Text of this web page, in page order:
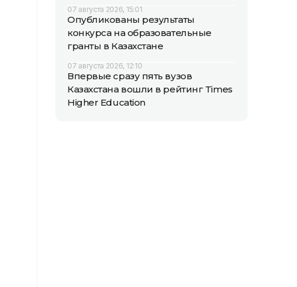
07 августа 2026, 15:01
Опубликованы результаты
конкурса на образовательные
гранты в Казахстане
07 августа 2026, 12:10
Впервые сразу пять вузов
Казахстана вошли в рейтинг Times
Higher Education